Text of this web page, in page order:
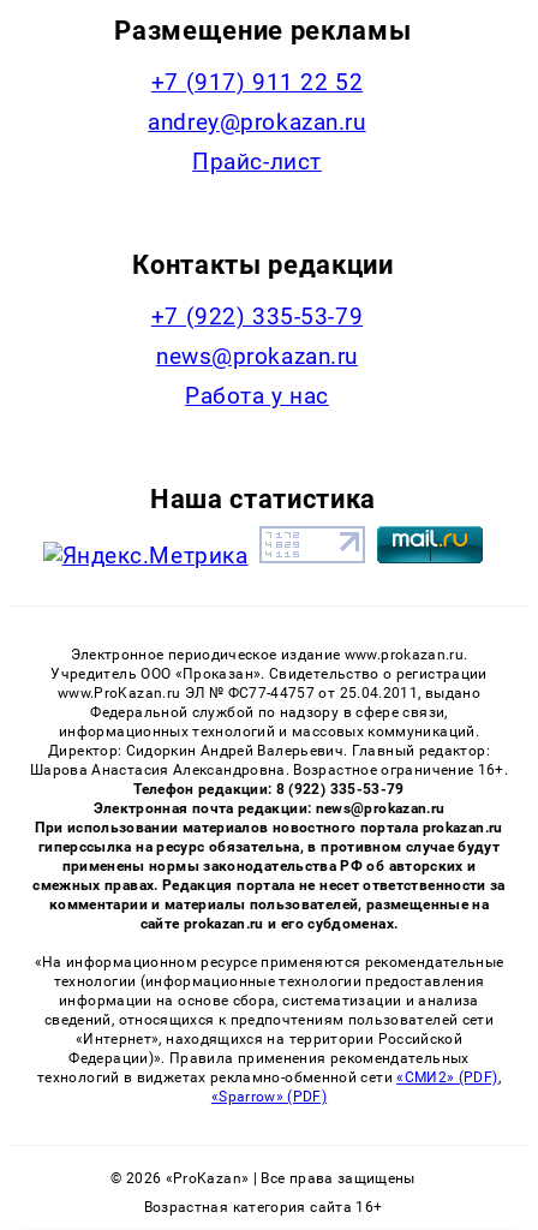
Размещение рекламы
+7 (917) 911 22 52
andrey@prokazan.ru
Прайс-лист
Контакты редакции
+7 (922) 335-53-79
news@prokazan.ru
Работа у нас
Наша статистика
Электронное периодическое издание www.prokazan.ru.
Учредитель ООО «Проказан». Cвидетельство о регистрации
www.ProKazan.ru ЭЛ № ФС77-44757 от 25.04.2011, выдано
Федеральной службой по надзору в сфере связи,
информационных технологий и массовых коммуникаций.
Директор: Сидоркин Андрей Валерьевич. Главный редактор:
Шарова Анастасия Александровна. Возрастное ограничение 16+.
Телефон редакции: 8 (922) 335-53-79
Электронная почта редакции: news@prokazan.ru
При использовании материалов новостного портала prokazan.ru
гиперссылка на ресурс обязательна, в противном случае будут
применены нормы законодательства РФ об авторских и
смежных правах. Редакция портала не несет ответственности за
комментарии и материалы пользователей, размещенные на
сайте prokazan.ru и его субдоменах.
«На информационном ресурсе применяются рекомендательные
технологии (информационные технологии предоставления
информации на основе сбора, систематизации и анализа
сведений, относящихся к предпочтениям пользователей сети
«Интернет», находящихся на территории Российской
Федерации)». Правила применения рекомендательных
технологий в виджетах рекламно-обменной сети«СМИ2» (PDF),
«Sparrow» (PDF)
© 2026 «ProKazan» | Все права защищены
Возрастная категория сайта 16+